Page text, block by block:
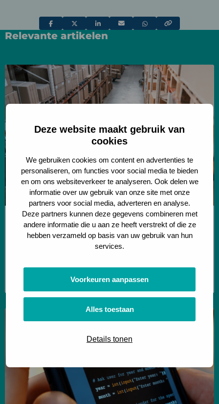
Deze website maakt gebruik van
cookies
We gebruiken cookies om content en advertenties te
personaliseren, om functies voor social media te bieden
en om ons websiteverkeer te analyseren. Ook delen we
informatie over uw gebruik van onze site met onze
partners voor social media, adverteren en analyse.
Deze partners kunnen deze gegevens combineren met
andere informatie die u aan ze heeft verstrekt of die ze
hebben verzameld op basis van uw gebruik van hun
services.
Voorkeuren aanpassen
Alles toestaan
Details tonen
Deel
via
Deel
via
Deel
via
Deel
Deel
Relevante artikelen
Onderzoek naar data-gedreven pallet slotting
Data driven & Automation
Hoe haal je met data enorme
efficiëntiewinst uit bestaande magazijnen?
Lees
meer
over
Onderzoek
naar
data-
gedreven
pallet
slotting
Language
Models